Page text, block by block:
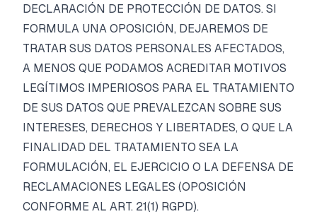
DECLARACIÓN DE PROTECCIÓN DE DATOS. SI
FORMULA UNA OPOSICIÓN, DEJAREMOS DE
TRATAR SUS DATOS PERSONALES AFECTADOS,
A MENOS QUE PODAMOS ACREDITAR MOTIVOS
LEGÍTIMOS IMPERIOSOS PARA EL TRATAMIENTO
DE SUS DATOS QUE PREVALEZCAN SOBRE SUS
INTERESES, DERECHOS Y LIBERTADES, O QUE LA
FINALIDAD DEL TRATAMIENTO SEA LA
FORMULACIÓN, EL EJERCICIO O LA DEFENSA DE
RECLAMACIONES LEGALES (OPOSICIÓN
CONFORME AL ART. 21(1) RGPD).